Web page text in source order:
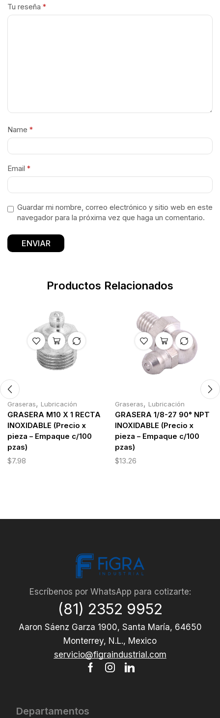
Tu reseña *
Name *
Email *
Guardar mi nombre, correo electrónico y sitio web en este
navegador para la próxima vez que haga un comentario.
Productos Relacionados
Graseras, Lubricación
GRASERA M10 X 1 RECTA
INOXIDABLE (Precio x
pieza – Empaque c/100
pzas)
$7.98
Graseras, Lubricación
GRASERA 1/8-27 90° NPT
INOXIDABLE (Precio x
pieza – Empaque c/100
pzas)
$13.26
Escríbenos por WhatsApp para cotizarte:
(81) 2352 9952
Aaron Sáenz Garza 1900, Santa María, 64650
Monterrey, N.L., Mexico
servicio@figraindustrial.com
Departamentos